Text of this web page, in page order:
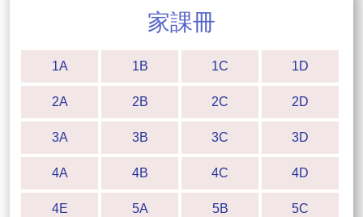
家課冊
1A 1B 1C 1D
2A 2B 2C 2D
3A 3B 3C 3D
4A 4B 4C 4D
4E 5A 5B 5C